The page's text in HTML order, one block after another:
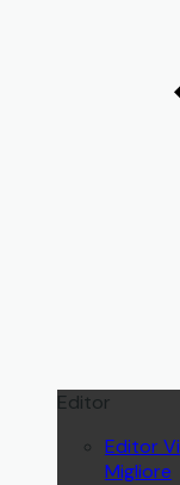
Editor
Editor
Migliore